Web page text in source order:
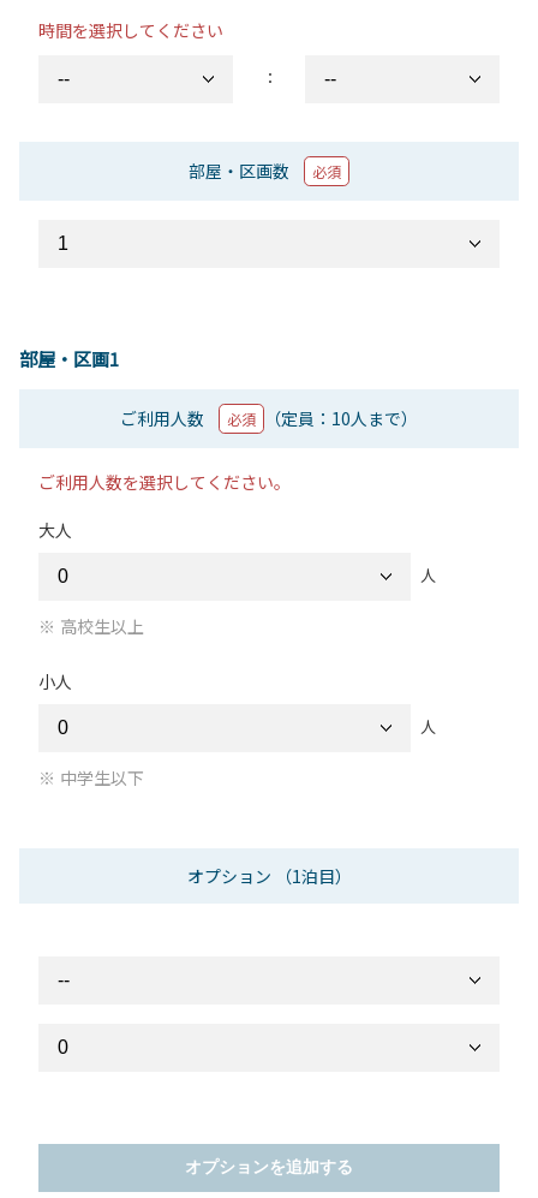
時間を選択してください
：
部屋・区画数 必須
部屋・区画1
ご利用人数 必須 （定員：10人まで）
ご利用人数を選択してください。
大人
人
高校生以上
小人
人
中学生以下
オプション （1泊目）
オプションを追加する